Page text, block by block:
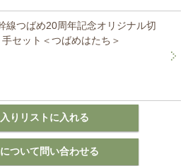
線つばめ20周年記念オリジナル切
手セット＜つばめはたち＞